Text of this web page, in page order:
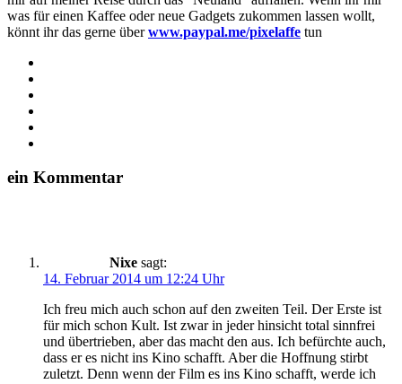
was für einen Kaffee oder neue Gadgets zukommen lassen wollt,
könnt ihr das gerne überwww.paypal.me/pixelaffe tun
ein Kommentar
Nixe sagt:
14. Februar 2014 um 12:24 Uhr
Ich freu mich auch schon auf den zweiten Teil. Der Erste ist
für mich schon Kult. Ist zwar in jeder hinsicht total sinnfrei
und übertrieben, aber das macht den aus. Ich befürchte auch,
dass er es nicht ins Kino schafft. Aber die Hoffnung stirbt
zuletzt. Denn wenn der Film es ins Kino schafft, werde ich